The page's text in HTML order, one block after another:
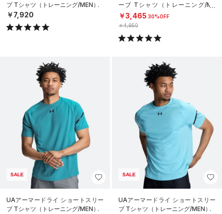
ブ Tシャツ（トレーニング/MEN）
￥7,920
ーブ Tシャツ（トレーニング/ME
N）
￥3,465 30%OFF
￥4,950
SALE
UAアーマードライ ショートスリー
ブ Tシャツ（トレーニング/MEN）
SALE
UAアーマードライ ショートスリー
ブ Tシャツ（トレーニング/MEN）